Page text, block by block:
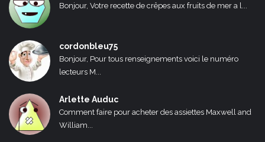
Bonjour, Votre recette de crêpes aux fruits de mer a l...
cordonbleu75
Bonjour, Pour tous renseignements voici le numéro
lecteurs M...
Arlette Auduc
Comment faire pour acheter des assiettes Maxwell and
William...